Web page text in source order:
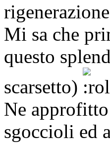
Mi sa che
questo
scarsetto)
Ne
sgoccioli ed